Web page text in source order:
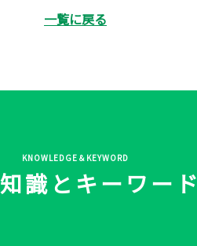
一覧に戻る
KNOWLEDGE＆KEYWORD
識とキーワード